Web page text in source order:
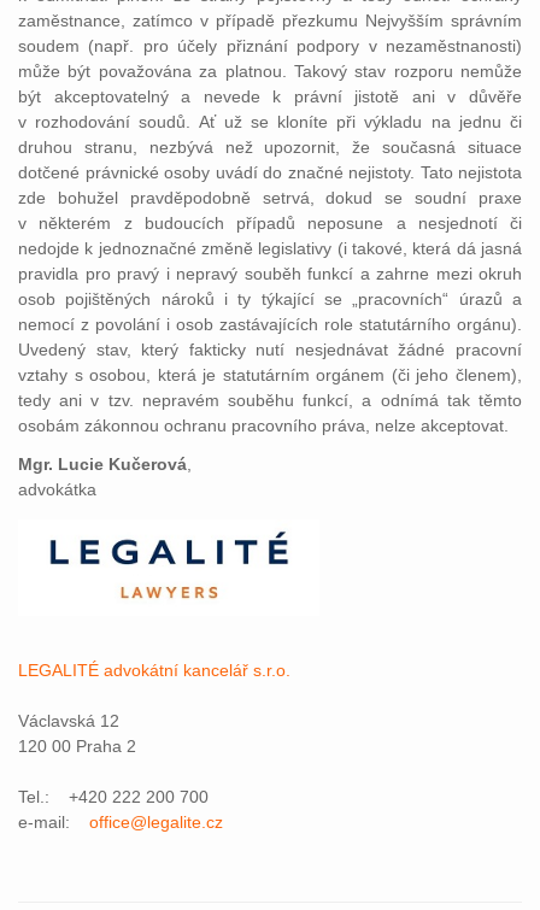
zaměstnance, zatímco v případě přezkumu Nejvyšším správním
soudem (např. pro účely přiznání podpory v nezaměstnanosti)
může být považována za platnou. Takový stav rozporu nemůže
být akceptovatelný a nevede k právní jistotě ani v důvěře
v rozhodování soudů. Ať už se kloníte při výkladu na jednu či
druhou stranu, nezbývá než upozornit, že současná situace
dotčené právnické osoby uvádí do značné nejistoty. Tato nejistota
zde bohužel pravděpodobně setrvá, dokud se soudní praxe
v některém z budoucích případů neposune a nesjednotí či
nedojde k jednoznačné změně legislativy (i takové, která dá jasná
pravidla pro pravý i nepravý souběh funkcí a zahrne mezi okruh
osob pojištěných nároků i ty týkající se „pracovních“ úrazů a
nemocí z povolání i osob zastávajících role statutárního orgánu).
Uvedený stav, který fakticky nutí nesjednávat žádné pracovní
vztahy s osobou, která je statutárním orgánem (či jeho členem),
tedy ani v tzv. nepravém souběhu funkcí, a odnímá tak těmto
osobám zákonnou ochranu pracovního práva, nelze akceptovat.
Mgr. Lucie Kučerová
advokátka
LEGALITÉ advokátní kancelář s.r.o.
Václavská 12
120 00 Praha 2
Tel.: +420 222 200 700
e-mail: office@legalite.cz